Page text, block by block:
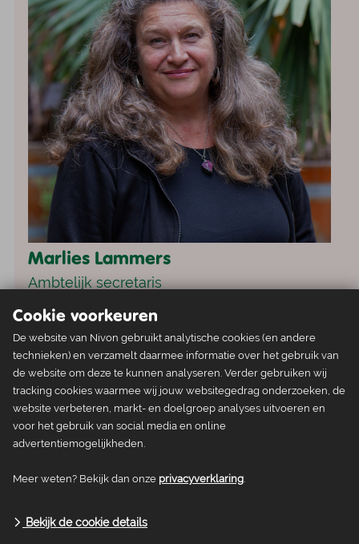
Marlies Lammers
Ambtelijk secretaris
Cookie voorkeuren
De website van Nivon gebruikt analytische cookies (en andere
technieken) en verzamelt daarmee informatie over het gebruik van
de website om deze te kunnen analyseren. Verder gebruiken wij
tracking cookies waarmee wij jouw websitegedrag onderzoeken, de
website verbeteren, markt- en doelgroep analyses uitvoeren en
voor het gebruik van social media en online
advertentiemogelijkheden.
Meer weten? Bekijk dan onze privacyverklaring
Bekijk de cookie details